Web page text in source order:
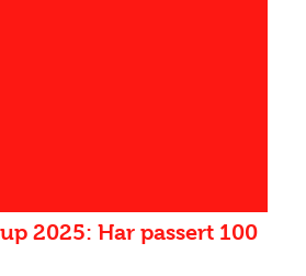
2025: Har passert 100